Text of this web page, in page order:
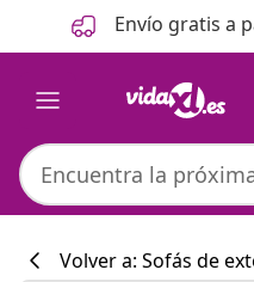
Anterior
Siguiente Envío gratis a
Volver a: Sofás de